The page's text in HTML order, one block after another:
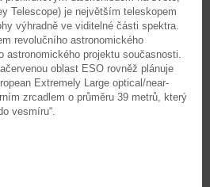
Telescope) je největším teleskopem
výhradně ve viditelné části spektra.
revolučního astronomického
astronomického projektu současnosti.
oblast ESO rovněž plánuje
Extremely Large optical/near-
zrcadlem o průměru 39 metrů, který
vesmíru“.